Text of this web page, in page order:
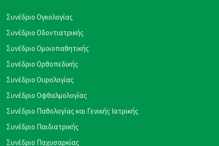
Συνέδριο Ογκολογίας
Συνέδριο Οδοντιατρικής
Συνέδριο Ομοιοπαθητικής
Συνέδριο Ορθοπεδικής
Συνέδριο Ουρολογίας
Συνέδριο Οφθαλμολογίας
Συνέδριο Παθολογίας και Γενικής Ιατρικής
Συνέδριο Παιδιατρικής
Συνέδριο Παχυσαρκίας